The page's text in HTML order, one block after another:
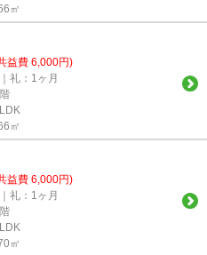
㎡
益費 6,000円)
礼：1ヶ月
㎡
益費 6,000円)
礼：1ヶ月
㎡